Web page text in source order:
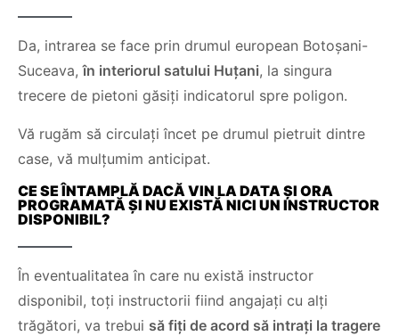
Da, intrarea se face prin drumul european Botoșani-
Suceava,în interiorul satului Huțani, la singura
trecere de pietoni găsiți indicatorul spre poligon.
Vă rugăm să circulați încet pe drumul pietruit dintre
case, vă mulțumim anticipat.
CE SE ÎNTAMPLĂ DACĂ VIN LA DATA ȘI ORA
PROGRAMATĂ ȘI NU EXISTĂ NICI UN INSTRUCTOR
DISPONIBIL?
În eventualitatea în care nu există instructor
disponibil, toți instructorii fiind angajați cu alți
trăgători, va trebui să fiți de acord să intrați la tragere